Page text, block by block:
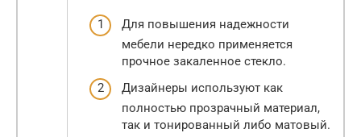
Для повышения надежности
мебели нередко применяется
прочное закаленное стекло.
Дизайнеры используют как
полностью прозрачный материал,
так и тонированный либо матовый.